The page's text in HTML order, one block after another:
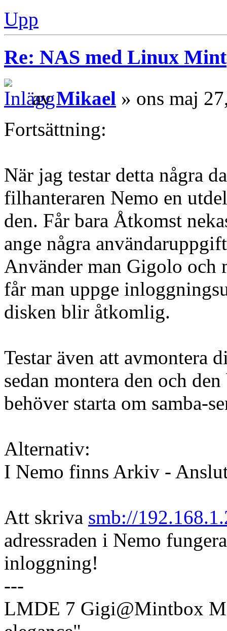
Upp
Re: NAS med Linux Mint
avMikael » ons maj
Fortsättning:
När jag testar detta några
filhanteraren Nemo en
den. Får bara Åtkomst
ange några
Använder man Gigolo och
får man uppge
disken blir åtkomlig.
Testar även att avmontera
sedan montera den och
behöver starta om samba-
Alternativ:
I Nemo finns Arkiv -
Att skriva smb://
adressraden i Nemo
inloggning!
---
LMDE 7 Gigi@Mintbox